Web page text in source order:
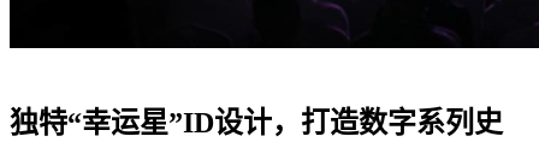
独特“幸运星”ID设计，打造数字系列史